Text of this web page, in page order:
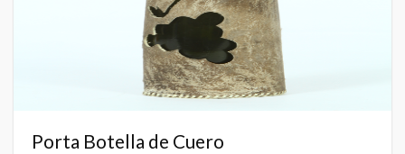
Porta Botella de Cuero